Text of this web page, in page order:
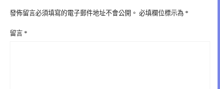
發佈留言必須填寫的電子郵件地址不會公開。 必填欄位標示為 *
留言 *